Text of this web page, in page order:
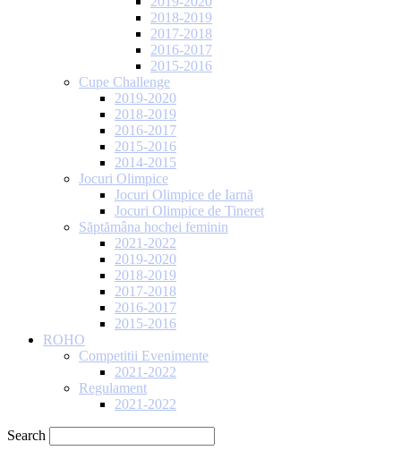
2018-2019
2017-2018
2016-2017
2015-2016
Cupe Challenge
2019-2020
2018-2019
2016-2017
2015-2016
2014-2015
Jocuri Olimpice
Jocuri Olimpice de Iarnă
Jocuri Olimpice de Tineret
Săptămâna hochei feminin
2021-2022
2019-2020
2018-2019
2017-2018
2016-2017
2015-2016
ROHO
Competitii Evenimente
2021-2022
Regulament
2021-2022
Search